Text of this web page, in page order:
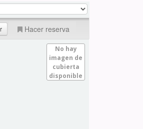
Hacer reserva
No hay
imagen de
cubierta
disponible